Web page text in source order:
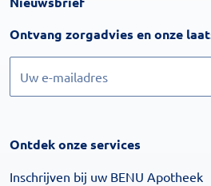
Ontvang zorgadvies en onze
Ontdek onze services
Inschrijven bij uw BENU Apotheek